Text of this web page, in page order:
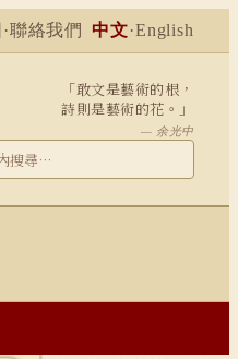
·聯絡我們 中文·English
「敢文是藝術的根，
詩則是藝術的花。」
— 余光中